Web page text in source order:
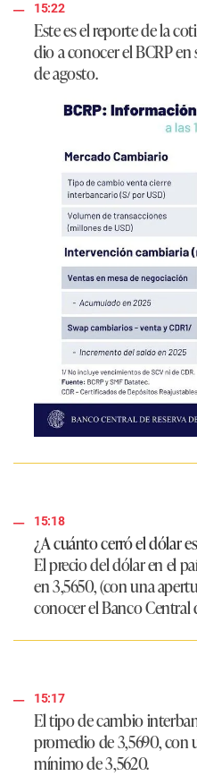
e
15:22
Este es el reporte de la
dio a conocer el BCRP
de agosto.
15:18
¿A cuánto cerró el dólar
El precio del dólar en el
en3,5650, (con una
conocer el Banco Central
15:17
El tipo de cambio
promedio de3,5690, con
mínimo de3,5620.